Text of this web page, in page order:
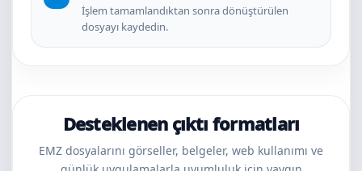
İşlem tamamlandıktan sonra dönüştürülen
dosyayı kaydedin.
Desteklenen çıktı formatları
EMZ dosyalarını görseller, belgeler, web kullanımı ve